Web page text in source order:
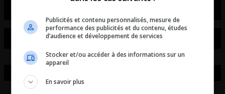
Publicités et contenu personnalisés, mesure de
performance des publicités et du contenu, études
d’audience et développement de services
Stocker et/ou accéder à des informations sur un
appareil
En savoir plus